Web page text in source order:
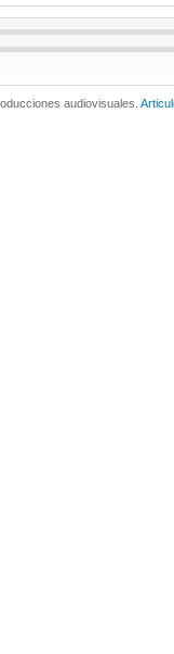
audiovisuales.